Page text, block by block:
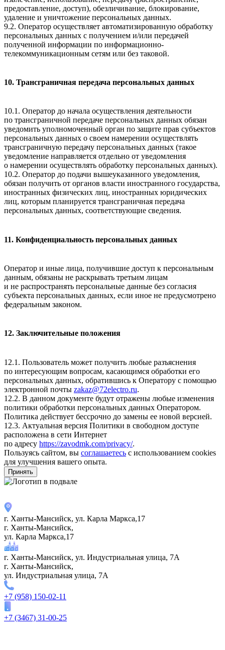
предоставление, доступ), обезличивание, блокирование,
удаление и уничтожение персональных данных.
9.2. Оператор осуществляет автоматизированную обработку
персональных данных с получением и/или передачей
полученной информации по информационно-
телекоммуникационным сетям или без таковой.
10. Трансграничная передача персональных данных
10.1. Оператор до начала осуществления деятельности
по трансграничной передаче персональных данных обязан
уведомить уполномоченный орган по защите прав субъектов
персональных данных о своем намерении осуществлять
трансграничную передачу персональных данных (такое
уведомление направляется отдельно от уведомления
о намерении осуществлять обработку персональных данных).
10.2. Оператор до подачи вышеуказанного уведомления,
обязан получить от органов власти иностранного государства,
иностранных физических лиц, иностранных юридических
лиц, которым планируется трансграничная передача
персональных данных, соответствующие сведения.
11. Конфиденциальность персональных данных
Оператор и иные лица, получившие доступ к персональным
данным, обязаны не раскрывать третьим лицам
и не распространять персональные данные без согласия
субъекта персональных данных, если иное не предусмотрено
федеральным законом.
12. Заключительные положения
12.1. Пользователь может получить любые разъяснения
по интересующим вопросам, касающимся обработки его
персональных данных, обратившись к Оператору с помощью
электронной почты zakaz@72electro.ru.
12.2. В данном документе будут отражены любые изменения
политики обработки персональных данных Оператором.
Политика действует бессрочно до замены ее новой версией.
12.3. Актуальная версия Политики в свободном доступе
расположена в сети Интернет
по адресу https://zavodmk.com/privacy/.
Пользуясь сайтом, вы соглашаетесь с использованием cookies
для улучшения вашего опыта.
Принять
г. Ханты-Мансийск, ул. Карла Маркса,17
г. Ханты-Мансийск,
ул. Карла Маркса,17
г. Ханты-Мансийск, ул. Индустриальная улица, 7А
г. Ханты-Мансийск,
ул. Индустриальная улица, 7А
+7 (958) 150-02-11
+7 (3467) 31-00-25